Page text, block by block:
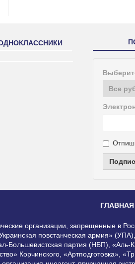
ГЛАВНАЯ
организации, запрещенные в
повстанческая армия»
Большевистская партия (НБП),
Корчинского,